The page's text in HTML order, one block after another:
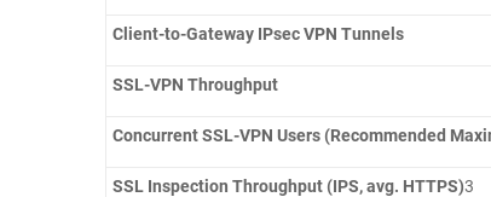
Client-to-Gateway IPsec VPN Tunnels
SSL-VPN Throughput
Concurrent SSL-VPN Users (Recommended
SSL Inspection Throughput (IPS, avg. HTTPS)3